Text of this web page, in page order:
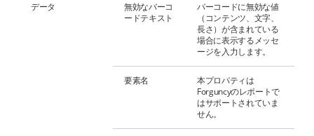
データ
無効なバーコ
ードテキスト
バーコードに無効な値
（コンテンツ、文字、
長さ）が含まれている
場合に表示するメッセ
ージを入力します。
要素名
本プロパティは
Forguncyのレポートで
はサポートされていま
せん。